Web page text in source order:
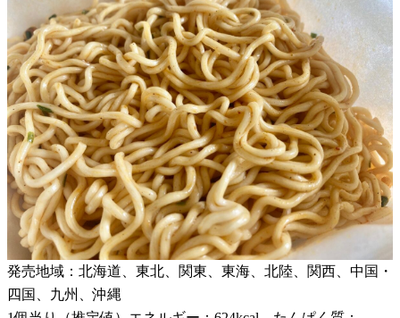
発売地域：北海道、東北、関東、東海、北陸、関西、中国・
四国、九州、沖縄